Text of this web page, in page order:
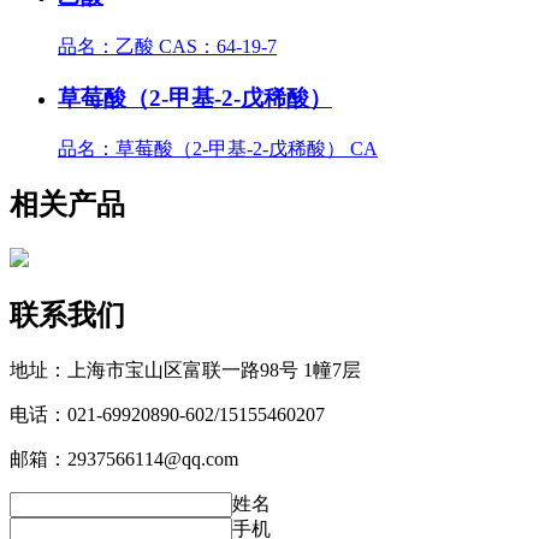
品名：乙酸 CAS：64-19-7
草莓酸（2-甲基-2-戊稀酸）
品名：草莓酸（2-甲基-2-戊稀酸） CA
相关产品
联系我们
地址：上海市宝山区富联一路98号 1幢7层
电话：021-69920890-602/15155460207
邮箱：2937566114@qq.com
姓名
手机